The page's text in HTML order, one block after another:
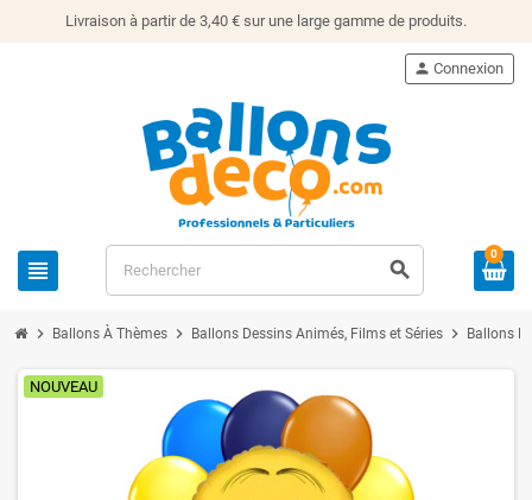
Livraison à partir de 3,40 € sur une large gamme de produits.
view_headline search
person Connexion
0
chevron_right Ballons À Thèmes chevron_right Ballons Dessins Animés, Films et Séries chevron_right Ballons
NOUVEAU